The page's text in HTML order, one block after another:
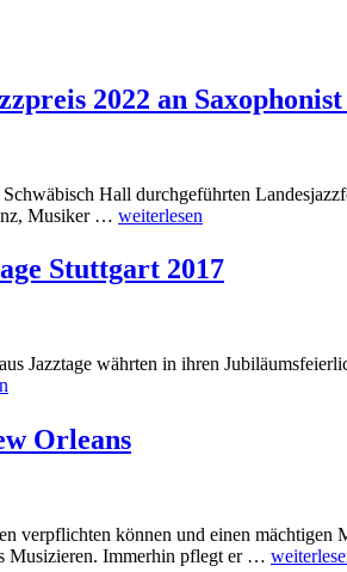
2022 an
Hall durchgeführten
Musiker … weiterlesen
Stuttgart 2017
Jazztage währten in ihren
Orleans
verpflichten können und einen
Musizieren. Immerhin pflegt er …